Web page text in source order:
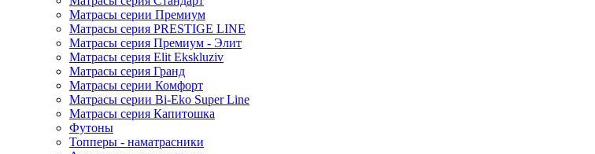
Матрасы серии Премиум
Матрасы серия PRESTIGE LINE
Матрасы серия Премиум - Элит
Матрасы серия Elit Ekskluziv
Матрасы серия Гранд
Матрасы серии Комфорт
Матрасы серии Bi-Eko Super Line
Матрасы серия Капитошка
Футоны
Топперы - наматрасники